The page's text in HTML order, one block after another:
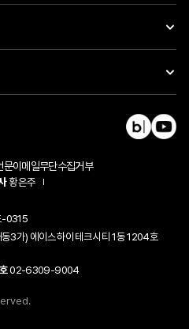
문이메일무단수집거부
황은주
-0315
3가) 에이스하이테크시티 1동 1204호
02-6309-9004